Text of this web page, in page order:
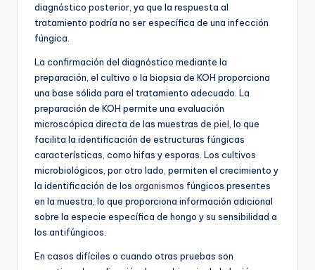
diagnóstico posterior, ya que la respuesta al
tratamiento podría no ser específica de una infección
fúngica.
La confirmación del diagnóstico mediante la
preparación, el cultivo o la biopsia de KOH proporciona
una base sólida para el tratamiento adecuado. La
preparación de KOH permite una evaluación
microscópica directa de las muestras de piel , lo que
facilita la identificación de estructuras fúngicas
características, como hifas y esporas. Los cultivos
microbiológicos, por otro lado, permiten el crecimiento y
la identificación de los organismos fúngicos presentes
en la muestra, lo que proporciona información adicional
sobre la especie específica de hongo y su sensibilidad a
los antifúngicos.
En casos difíciles o cuando otras pruebas son